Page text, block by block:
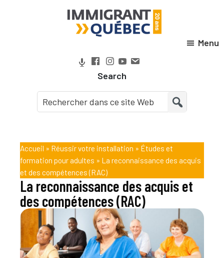
Québec
Search
Menu
Accueil » Réussir votre installation » Études et
formation pour adultes » La reconnaissance des acquis
et des compétences (RAC)
La reconnaissance des acquis et
des compétences (RAC)